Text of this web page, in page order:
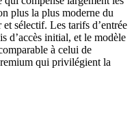
plus la plus moderne du
sélectif. Les tarifs d’entrée
d’accès initial, et le modèle
à celui de
qui privilégient la